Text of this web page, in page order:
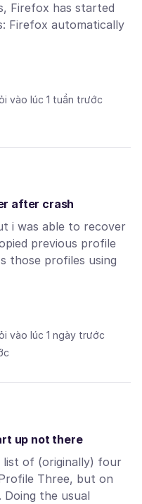
Firefox has started
Firefox automatically
vào lúc 1 tuần trước
after crash
i was able to recover
previous profile
those profiles using
vào lúc 1 ngày trước
up not there
list of (originally) four
Three, but on
the usual